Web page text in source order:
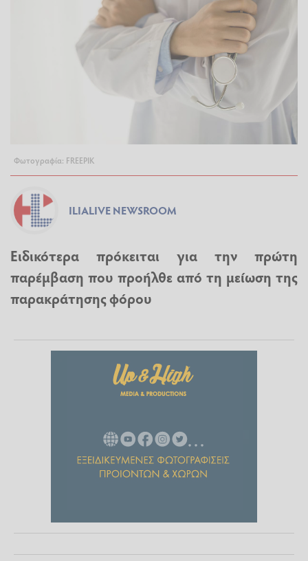
Φωτογραφία: FREEPIK
ILIALIVE NEWSROOM
Ειδικότερα πρόκειται για την πρώτη
παρέμβαση που προήλθε από τη μείωση της
παρακράτησης φόρου